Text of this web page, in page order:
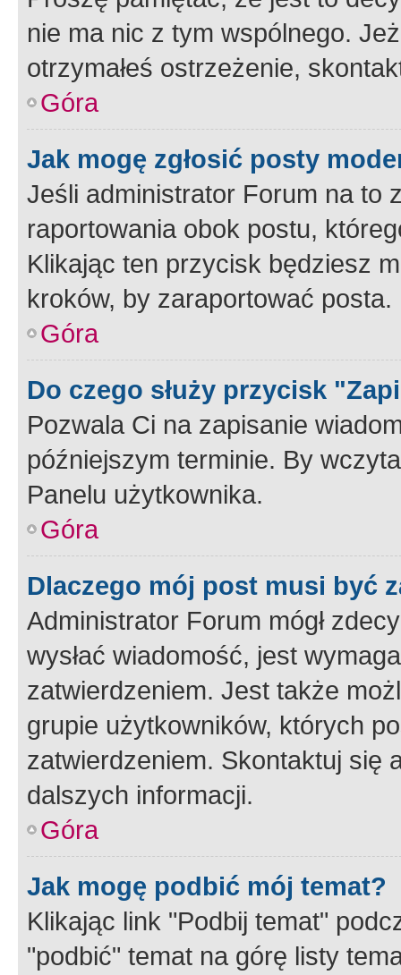
nie ma nic z tym wspólnego.
otrzymałeś ostrzeżenie,
Góra
Jak mogę zgłosić posty
Jeśli administrator Forum na to
raportowania obok postu,
Klikając ten przycisk będziesz
kroków, by zaraportować posta.
Góra
Do czego służy przycisk
Pozwala Ci na zapisanie
późniejszym terminie. By
Panelu użytkownika.
Góra
Dlaczego mój post musi być
Administrator Forum mógł
wysłać wiadomość, jest
zatwierdzeniem. Jest także
grupie użytkowników, których
zatwierdzeniem. Skontaktuj się
dalszych informacji.
Góra
Jak mogę podbić mój temat?
Klikając link "Podbij temat"
"podbić" temat na górę listy